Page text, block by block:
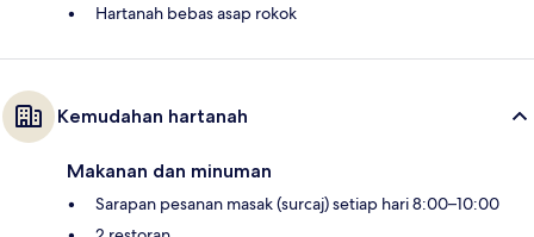
Hartanah bebas asap rokok
Kemudahan hartanah
Makanan dan minuman
Sarapan pesanan masak (surcaj) setiap hari 8:00–10:00